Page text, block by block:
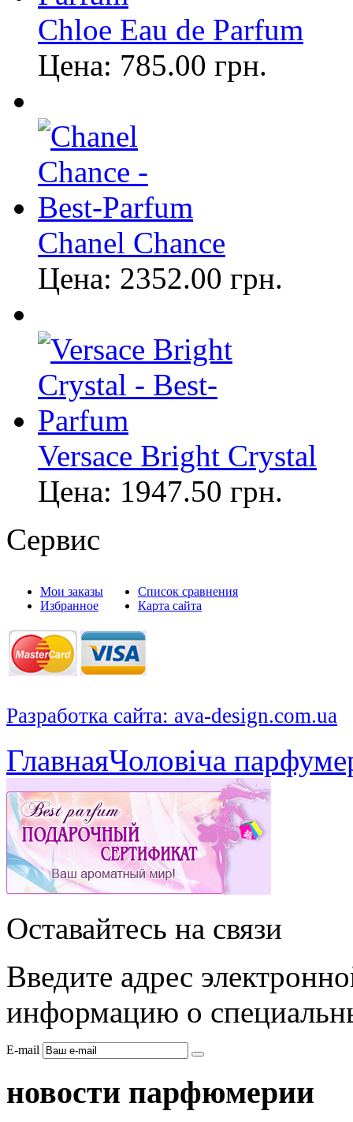
Chloe Eau de Parfum
Цена: 785.00 грн.
Chanel Chance
Цена: 2352.00 грн.
Versace Bright Crystal
Цена: 1947.50 грн.
Сервис
Мои заказы
Избранное
Список сравнения
Карта сайта
Разработка сайта: ava-design.com.ua
ГлавнаяЧоловіча
Оставайтесь на связи
Введите адрес
информацию о
E-mail
новости парфюмерии